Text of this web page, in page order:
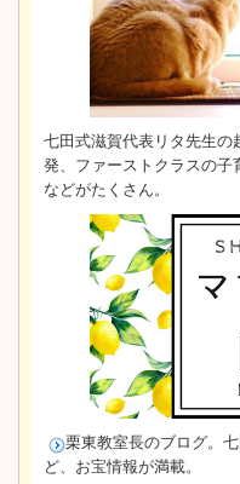
七田式滋賀代表リタ先生の
発、ファーストクラスの
などがたくさん。
栗東教室長のブログ。
ど、お宝情報が満載。